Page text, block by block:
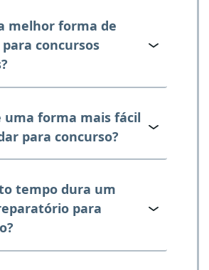
melhor forma de
concursos
uma forma mais fácil
para concurso?
tempo dura um
para